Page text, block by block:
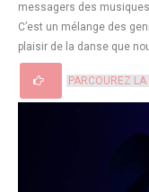
messagers des
C’est un mélange des
plaisir de la danse que
PARCOUREZ